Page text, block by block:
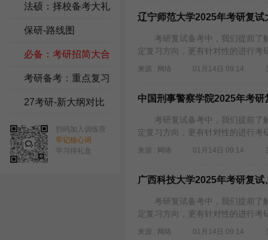
考包
法硕：择校备考大礼
包
保研-路线图
必备：考研招简大合
集
考研备考：重点复习
资料
27考研-新大纲对比
扫码加入训练营
牢记核心词
学习得礼盒
辽宁师范大学2025年考研复试
考研复试备考中，我们提前了解
定复习方向，更有针对性的进行考
来源 : 网络 01月14日 09:14
中国刑事警察学院2025年考研
考研复试备考中，我们提前了解
定复习方向，更有针对性的进行考
来源 : 网络 01月14日 09:14
广西科技大学2025年考研复
考研复试备考中，我们提前了解
定复习方向，更有针对性的进行考
来源 : 网络 01月14日 09:14